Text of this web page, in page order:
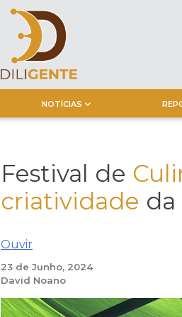
NOTÍCIAS
Festival de
criatividade da
Ouvir
23 de Junho, 2024
David Noano